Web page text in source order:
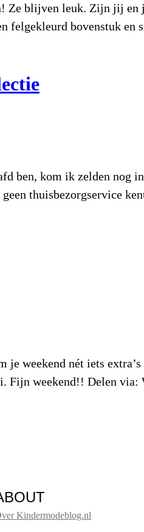
Ze blijven leuk. Zijn jij
felgekleurd bovenstuk
ben, kom ik zelden nog
thuisbezorgservice
weekend nét iets
Fijn weekend!! Delen via:
Kindermodeblog.nl